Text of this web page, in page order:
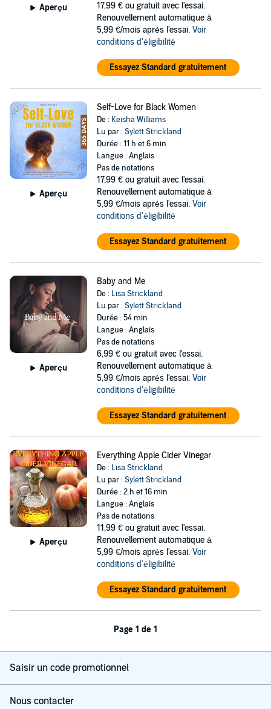
Aperçu 17,99 € ou gratuit avec l'essai.
Renouvellement automatique à
5,99 €/mois après l'essai. Voir
conditions d'éligibilité
Essayez Standard gratuitement
Aperçu
Self-Love for Black Women
De : Keisha Williams
Lu par :Sylett Strickland
Durée : 11 h et 6 min
Langue : Anglais
Pas de notations
17,99 € ou gratuit avec l'essai.
Renouvellement automatique à
5,99 €/mois après l'essai. Voir
conditions d'éligibilité
Essayez Standard gratuitement
Aperçu
Baby and Me
De : Lisa Strickland
Lu par :Sylett Strickland
Durée : 54 min
Langue : Anglais
Pas de notations
6,99 € ou gratuit avec l'essai.
Renouvellement automatique à
5,99 €/mois après l'essai. Voir
conditions d'éligibilité
Essayez Standard gratuitement
Aperçu
Everything Apple Cider Vinegar
De : Lisa Strickland
Lu par :Sylett Strickland
Durée : 2 h et 16 min
Langue : Anglais
Pas de notations
11,99 € ou gratuit avec l'essai.
Renouvellement automatique à
5,99 €/mois après l'essai. Voir
conditions d'éligibilité
Essayez Standard gratuitement
Page 1 de 1
Saisir un code promotionnel
Nous contacter